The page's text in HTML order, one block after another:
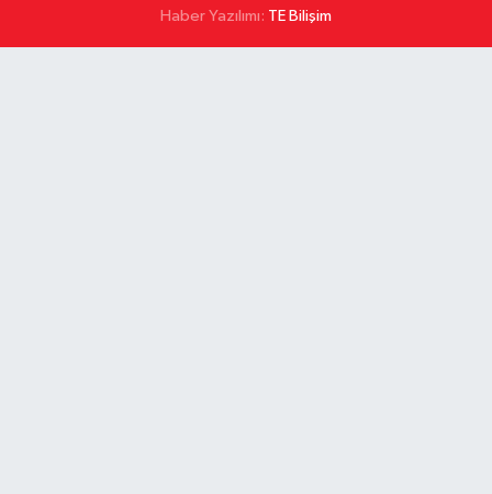
Haber Yazılımı: TE Bilişim